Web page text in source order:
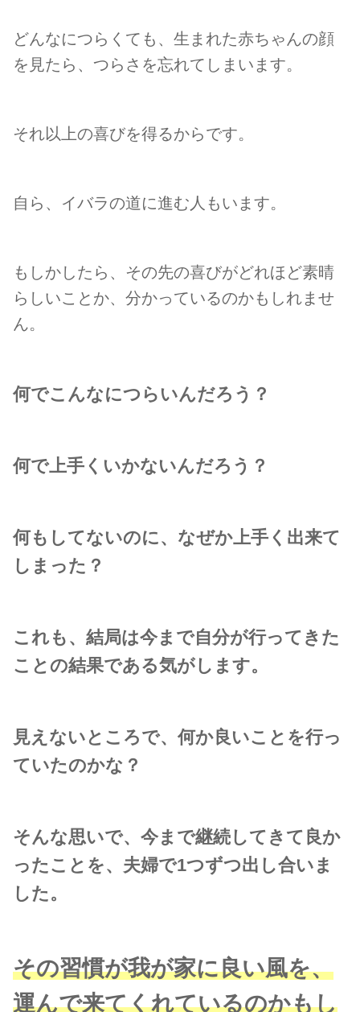
どんなにつらくても、生まれた赤ちゃんの顔
を見たら、つらさを忘れてしまいます。
それ以上の喜びを得るからです。
自ら、イバラの道に進む人もいます。
もしかしたら、その先の喜びがどれほど素晴
らしいことか、 分かっているのかもしれませ
ん。
何でこんなにつらいんだろう？
何で上手くいかないんだろう？
何もしてないのに、なぜか上手く出来て
しまった？
これも、結局は今まで自分が行ってきた
ことの結果である気がします。
見えないところで、何か良いことを行っ
ていたのかな？
そんな思いで、今まで継続してきて良か
ったことを、夫婦で1つずつ出し合いま
した。
その習慣が我が家に良い風を、
運んで来てくれているのかもし